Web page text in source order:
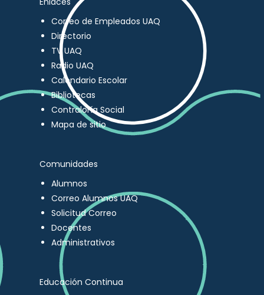
Correo de Empleados UAQ
Directorio
TV UAQ
Radio UAQ
Calendario Escolar
Bibliotecas
Contraloría Social
Mapa de sitio
Comunidades
Alumnos
Correo Alumnos UAQ
Solicitud Correo
Docentes
Administrativos
Educación Continua